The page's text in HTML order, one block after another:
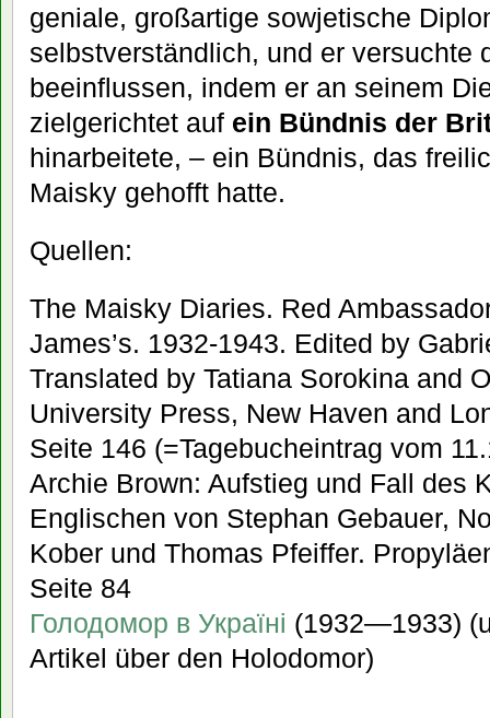
geniale, großartige sowjetische
selbstverständlich, und er versuchte
beeinflussen, indem er an seinem
zielgerichtet auf ein Bündnis der
hinarbeitete, – ein Bündnis, das
Maisky gehofft hatte.
Quellen:
The Maisky Diaries. Red
James’s. 1932-1943. Edited by
Translated by Tatiana Sorokina and
University Press, New Haven and
Seite 146 (=Tagebucheintrag vom
Archie Brown: Aufstieg und Fall des
Englischen von Stephan Gebauer,
Kober und Thomas Pfeiffer.
Seite 84
Голодомор в Україні (1932—1933)
Artikel über den Holodomor)